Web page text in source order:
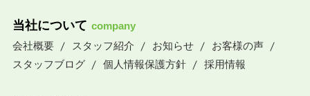
当社について company
会社概要
スタッフ紹介 お知らせ
お客様の声
スタッフブログ
個人情報保護方針 採用情報